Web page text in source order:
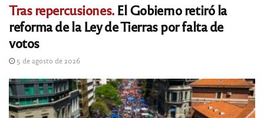
Tras repercusiones.El Gobierno retiró la
reforma de la Ley de Tierras por falta de
votos
5 de agosto de 2026